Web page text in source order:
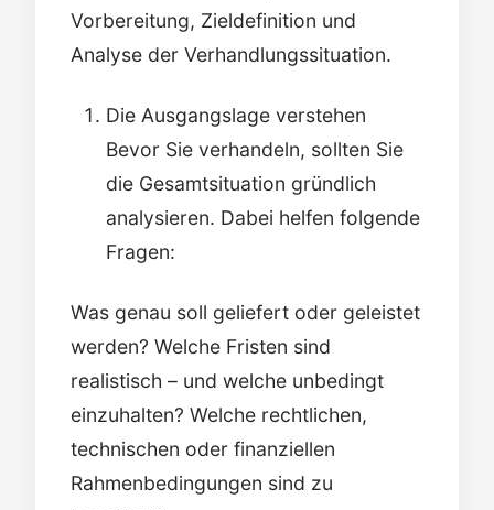
Vorbereitung, Zieldefinition und
Analyse der Verhandlungssituation.
Die Ausgangslage verstehen
Bevor Sie verhandeln, sollten Sie
die Gesamtsituation gründlich
analysieren. Dabei helfen folgende
Fragen:
Was genau soll geliefert oder geleistet
werden? Welche Fristen sind
realistisch – und welche unbedingt
einzuhalten? Welche rechtlichen,
technischen oder finanziellen
Rahmenbedingungen sind zu